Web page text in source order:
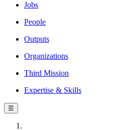
Jobs
People
Outputs
Organizations
Third Mission
Expertise & Skills
☰